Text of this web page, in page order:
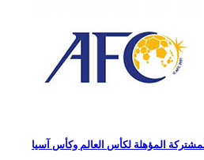
المؤهلة لكأس العالم وكأس آسيا